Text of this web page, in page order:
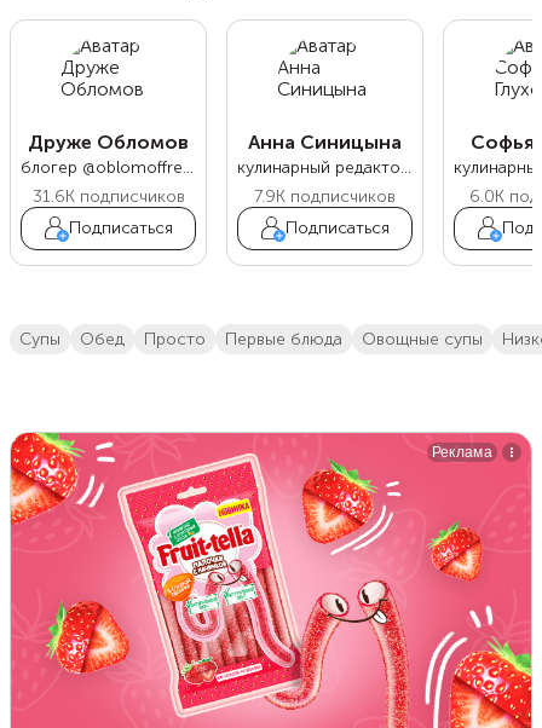
Друже Обломов
блогер @oblomoffrecipe
31.6Kподписчиков
Подписаться
Анна Синицына
кулинарный редактор Food.ru
7.9K подписчиков
Подписаться
Софья
6.0K
супы обед просто первые блюда овощные супы